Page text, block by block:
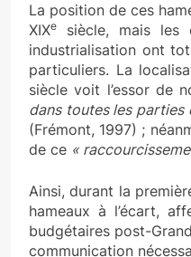
La position de ces
XIXe
siècle, mais les
industrialisation ont
particuliers. La
siècle voit l’essor de
dans toutes les parties
(Frémont, 1997) ;
de ce «
Ainsi, durant la
hameaux à l’écart,
budgétaires post-
communication